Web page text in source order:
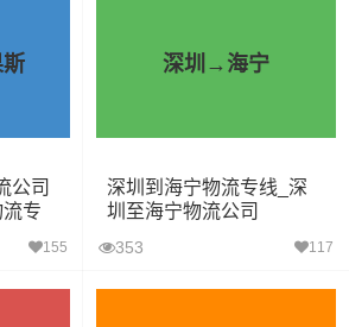
公司
流专
155
深圳→海宁
深圳到海宁物流专线_深
圳至海宁物流公司
353 117